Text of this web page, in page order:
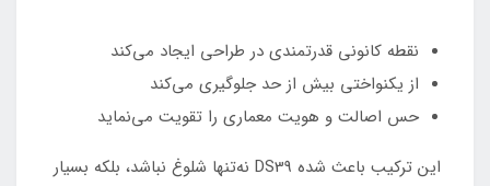
نقطه کانونی قدرتمندی در طراحی ایجاد می‌کند
از یکنواختی بیش از حد جلوگیری می‌کند
حس اصالت و هویت معماری را تقویت می‌نماید
این ترکیب باعث شده DS39 نه‌تنها شلوغ نباشد، بلکه بسیار